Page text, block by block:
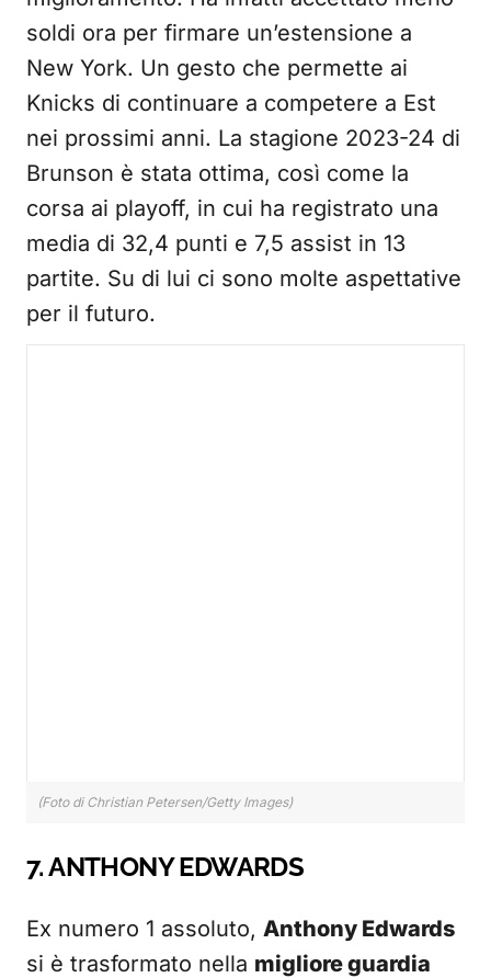
soldi ora per firmare un’estensione a
New York. Un gesto che permette ai
Knicks di continuare a competere a Est
nei prossimi anni. La stagione 2023-24 di
Brunson è stata ottima, così come la
corsa ai playoff, in cui ha registrato una
media di 32,4 punti e 7,5 assist in 13
partite. Su di lui ci sono molte aspettative
per il futuro.
(Foto di Christian Petersen/Getty Images)
7. ANTHONY EDWARDS
Ex numero 1 assoluto, Anthony Edwards
si è trasformato nella migliore guardia